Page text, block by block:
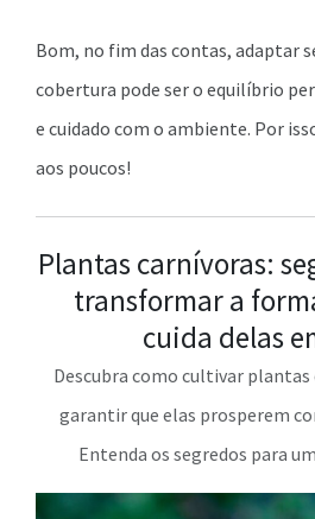
Bom, no fim das contas, adaptar
cobertura pode ser o equilíbrio
e cuidado com o ambiente. Por
aos poucos!
Plantas carnívoras:
transformar a
cuida delas
Descubra como cultivar plantas
garantir que elas prosperem
Entenda os segredos para